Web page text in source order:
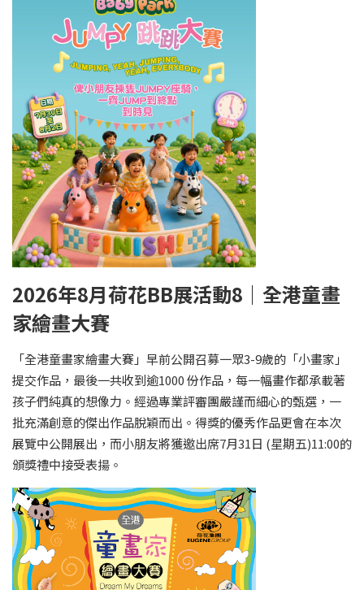
2026年8月荷花BB展活動8｜全港童畫
家繪畫大賽
「全港童畫家繪畫大賽」早前公開召募一眾3-9歲的「小畫家」
提交作品，最後一共收到逾1000 份作品，每一幅畫作都承載著
孩子們純真的想像力。經過專業評審團嚴謹而細心的甄選，一
批充滿創意的傑出作品脫穎而出。得獎的優秀作品更會在本次
展覽中公開展出，而小朋友將獲邀出席7月31日 (星期五)11:00的
頒獎禮中接受表揚。